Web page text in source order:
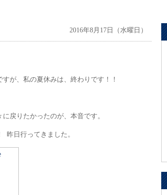
2016年8月17日（水曜日）
が、私の夏休みは、終わりです！！
戻りたかったのが、本音です。
昨日行ってきました。